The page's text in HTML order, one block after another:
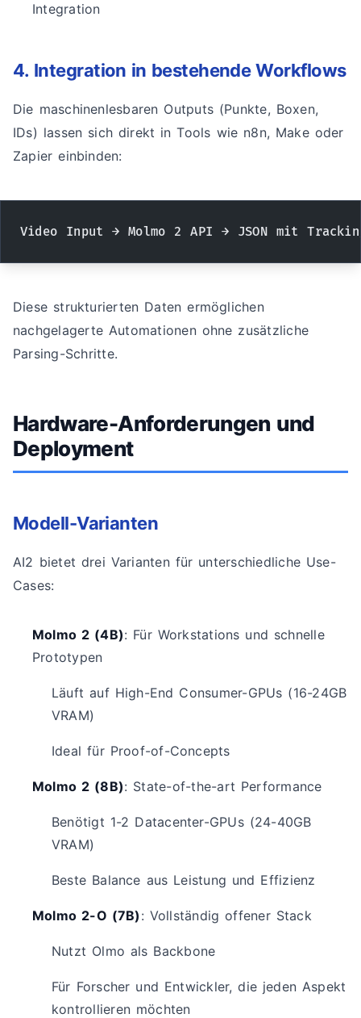
Integration
4. Integration in bestehende Workflows
Die maschinenlesbaren Outputs (Punkte, Boxen,
IDs) lassen sich direkt in Tools wie n8n, Make oder
Zapier einbinden:
Video Input → Molmo 2 API → JSON mit
Diese strukturierten Daten ermöglichen
nachgelagerte Automationen ohne zusätzliche
Parsing-Schritte.
Hardware-Anforderungen und
Deployment
Modell-Varianten
AI2 bietet drei Varianten für unterschiedliche Use-
Cases:
Molmo 2 (4B): Für Workstations und schnelle
Prototypen
Läuft auf High-End Consumer-GPUs (16-24GB
VRAM)
Ideal für Proof-of-Concepts
Molmo 2 (8B): State-of-the-art Performance
Benötigt 1-2 Datacenter-GPUs (24-40GB
VRAM)
Beste Balance aus Leistung und Effizienz
Molmo 2-O (7B) : Vollständig offener Stack
Nutzt Olmo als Backbone
Für Forscher und Entwickler, die jeden Aspekt
kontrollieren möchten